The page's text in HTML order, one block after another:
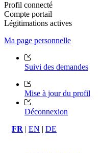
Profil connecté
Compte portail
Légitimations actives
Ma page personnelle
Suivi des demandes
Mise à jour du profil
Déconnexion
FR | EN | DE